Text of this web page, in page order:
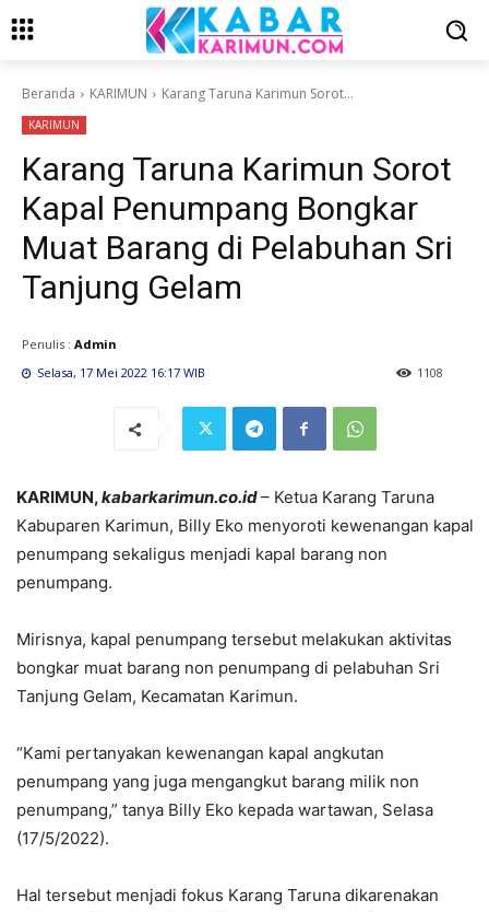
Beranda KARIMUN Karang Taruna Karimun Sorot...
KARIMUN
Karang Taruna Karimun Sorot
Kapal Penumpang Bongkar
Muat Barang di Pelabuhan Sri
Tanjung Gelam
Penulis : Admin
Selasa, 17 Mei 2022 16:17 WIB
1108
KARIMUN,kabarkarimun.co.id– Ketua Karang Taruna
Kabuparen Karimun, Billy Eko menyoroti kewenangan kapal
penumpang sekaligus menjadi kapal barang non
penumpang.
Mirisnya, kapal penumpang tersebut melakukan aktivitas
bongkar muat barang non penumpang di pelabuhan Sri
Tanjung Gelam, Kecamatan Karimun.
“Kami pertanyakan kewenangan kapal angkutan
penumpang yang juga mengangkut barang milik non
penumpang,” tanya Billy Eko kepada wartawan, Selasa
(17/5/2022).
Hal tersebut menjadi fokus Karang Taruna dikarenakan